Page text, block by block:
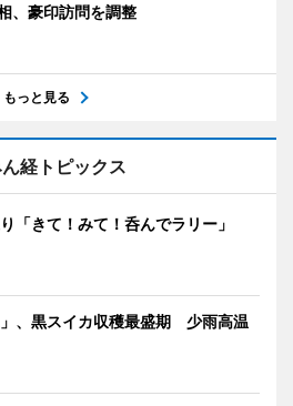
、豪印訪問を調整
もっと見る
経トピックス
「きて！みて！呑んでラリー」
、黒スイカ収穫最盛期 少雨高温